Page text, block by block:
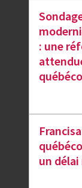
: une
un